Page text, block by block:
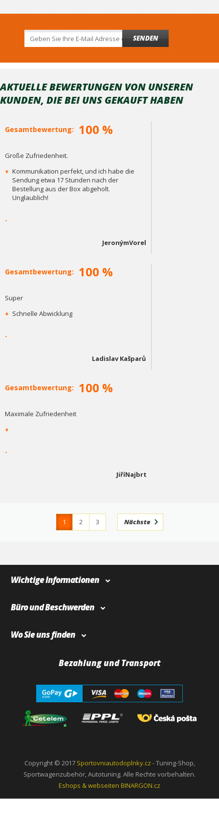
SENDEN
AKTUELLE BEWERTUNGEN VON UNSEREN
KUNDEN, DIE BEI ​​UNS GEKAUFT HABEN
Gesamtbewertung: 100 %
Große Zufriedenheit.
+ Kommunikation perfekt, und ich habe die
Sendung etwa 17 Stunden nach der
Bestellung aus der Box abgeholt.
Unglaublich!
-
JeronýmVorel
Gesamtbewertung: 100 %
Super
+ Schnelle Abwicklung
-
Ladislav Kašparů
Gesamtbewertung: 100 %
Maximale Zufriedenheit
+
-
JiříNajbrt
1 2
3
Nächste
Wichtige Informationen
Büro und Beschwerden
Wo Sie uns finden
Bezahlung und Transport
Copyright © 2017 Sportovniautodoplnky.cz - Tuning-Shop,
Sportwagenzubehör, Autotuning. Alle Rechte vorbehalten.
Eshops & webseiten BINARGON.cz